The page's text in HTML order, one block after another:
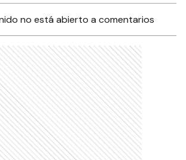
no está abierto a comentarios